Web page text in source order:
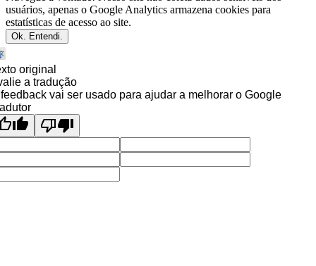
usuários, apenas o Google Analytics armazena cookies para
estatísticas de acesso ao site.
Ok. Entendi.
original
a tradução
vai ser usado para ajudar a melhorar o Google